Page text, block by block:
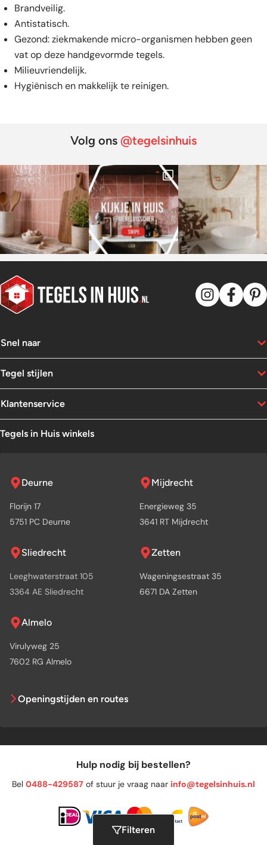
Filteren
Brandveilig.
Antistatisch.
Gezond: ziekmakende micro-organismen hebben geen
vat op deze handgevormde tegels.
Milieuvriendelijk.
Hygiënisch en makkelijk te reinigen.
Volg ons @tegelsinhuis
Snel naar
Tegel stijlen
Klantenservice
Tegels in Huis winkels
Deurne
Florijn 17
5751 PC Deurne
Mijdrecht
Energieweg 35
3641 RT Mijdrecht
Sliedrecht
Leeghwaterstraat 105
3364 AE Sliedrecht
Zetten
Wageningsestraat 35
6671 DA Zetten
Almelo
Virulyweg 25
7602 RG Almelo
Openingstijden en routes
Hulp nodig bij bestellen?
Bel 0488-429587 of stuur je vraag naar info@tegelsinhuis.nl